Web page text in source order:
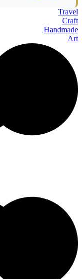
Travel
Craft
Handmade
Art